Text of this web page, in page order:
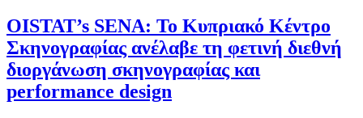
OISTAT’s SENA: Το Κυπριακό Κέντρο
Σκηνογραφίας ανέλαβε τη φετινή διεθνή
διοργάνωση σκηνογραφίας και
performance design